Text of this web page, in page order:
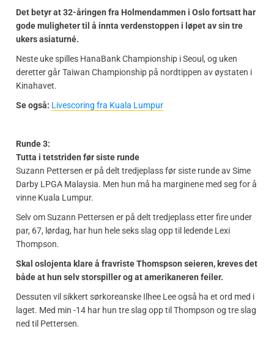
Det betyr at 32-åringen fra Holmendammen i Oslo fortsatt har
gode muligheter til å innta verdenstoppen i løpet av sin tre
ukers asiaturné.
Neste uke spilles HanaBank Championship i Seoul, og uken
deretter går Taiwan Championship på nordtippen av øystaten i
Kinahavet.
Se også: Livescoring fra Kuala Lumpur
Runde 3:
Tutta i tetstriden før siste runde
Suzann Pettersen er på delt tredjeplass før siste runde av Sime
Darby LPGA Malaysia. Men hun må ha marginene med seg for å
vinne Kuala Lumpur.
Selv om Suzann Pettersen er på delt tredjeplass etter fire under
par, 67, lørdag, har hun hele seks slag opp til ledende Lexi
Thompson.
Skal oslojenta klare å fravriste Thomspson seieren, kreves det
både at hun selv storspiller og at amerikaneren feiler.
Dessuten vil sikkert sørkoreanske Ilhee Lee også ha et ord med i
laget. Med min -14 har hun tre slag opp til Thompson og tre slag
ned til Pettersen.